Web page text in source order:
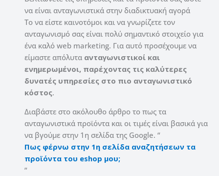
να είναι ανταγωνιστικά στην διαδικτυακή αγορά
Το να είστε καινοτόμοι και να γνωρίζετε τον
ανταγωνισμό σας είναι πολύ σημαντικό στοιχείο για
ένα καλό web marketing. Για αυτό προσέχουμε να
είμαστε απόλυτα ανταγωνιστικοί και
ενημερωμένοι, παρέχοντας τις καλύτερες
δυνατές υπηρεσίες στο πιο ανταγωνιστικό
κόστος.
Διαβάστε στο ακόλουθο άρθρο το πως τα
ανταγωνιστικά προϊόντα και οι τιμές είναι βασικά για
να βγούμε στην 1η σελίδα της Google. “
Πως φέρνω στην 1η σελίδα αναζητήσεων τα
προϊόντα του eshop μου;
”